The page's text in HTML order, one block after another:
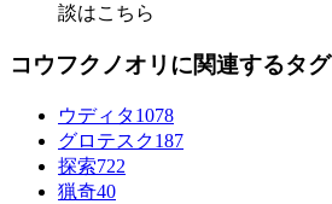
談はこちら
コウフクノオリに関連するタグ
ウディタ1078
グロテスク187
探索722
猟奇40